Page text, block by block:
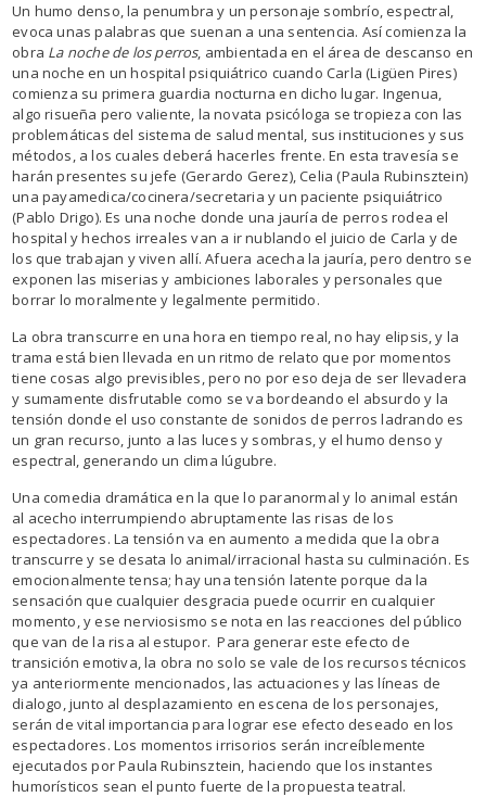
Un humo denso, la penumbra y un personaje sombrío, espectral,
evoca unas palabras que suenan a una sentencia. Así comienza la
obra La noche de los perros, ambientada en el área de descanso en
una noche en un hospital psiquiátrico cuando Carla (Ligüen Pires)
comienza su primera guardia nocturna en dicho lugar. Ingenua,
algo risueña pero valiente, la novata psicóloga se tropieza con las
problemáticas del sistema de salud mental, sus instituciones y sus
métodos, a los cuales deberá hacerles frente. En esta travesía se
harán presentes su jefe (Gerardo Gerez), Celia (Paula Rubinsztein)
una payamedica/cocinera/secretaria y un paciente psiquiátrico
(Pablo Drigo). Es una noche donde una jauría de perros rodea el
hospital y hechos irreales van a ir nublando el juicio de Carla y de
los que trabajan y viven allí. Afuera acecha la jauría, pero dentro se
exponen las miserias y ambiciones laborales y personales que
borrar lo moralmente y legalmente permitido.
La obra transcurre en una hora en tiempo real, no hay elipsis, y la
trama está bien llevada en un ritmo de relato que por momentos
tiene cosas algo previsibles, pero no por eso deja de ser llevadera
y sumamente disfrutable como se va bordeando el absurdo y la
tensión donde el uso constante de sonidos de perros ladrando es
un gran recurso, junto a las luces y sombras, y el humo denso y
espectral, generando un clima lúgubre.
Una comedia dramática en la que lo paranormal y lo animal están
al acecho interrumpiendo abruptamente las risas de los
espectadores. La tensión va en aumento a medida que la obra
transcurre y se desata lo animal/irracional hasta su culminación. Es
emocionalmente tensa; hay una tensión latente porque da la
sensación que cualquier desgracia puede ocurrir en cualquier
momento, y ese nerviosismo se nota en las reacciones del público
que van de la risa al estupor. Para generar este efecto de
transición emotiva, la obra no solo se vale de los recursos técnicos
ya anteriormente mencionados, las actuaciones y las líneas de
dialogo, junto al desplazamiento en escena de los personajes,
serán de vital importancia para lograr ese efecto deseado en los
espectadores. Los momentos irrisorios serán increíblemente
ejecutados por Paula Rubinsztein, haciendo que los instantes
humorísticos sean el punto fuerte de la propuesta teatral.